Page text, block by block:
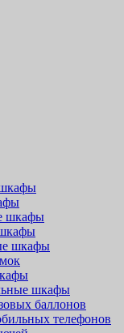
шкафы
шкафы
шкафы
баллонов
телефонов